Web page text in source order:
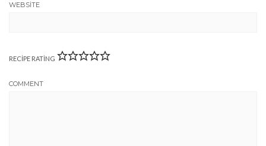
WEBSITE
RECIPE RATING
COMMENT